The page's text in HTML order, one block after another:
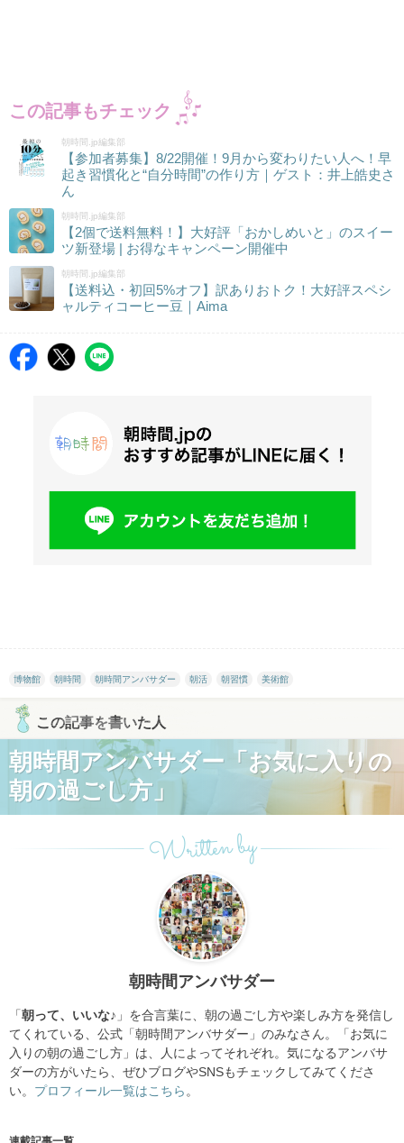
この記事もチェック
朝時間.jp編集部
【参加者募集】8/22開催！9月から変わりたい人へ！早
起き習慣化と“自分時間”の作り方｜ゲスト：井上皓史さ
ん
朝時間.jp編集部
【2個で送料無料！】大好評「おかしめいと」のスイー
ツ新登場 | お得なキャンペーン開催中
朝時間.jp編集部
【送料込・初回5%オフ】訳ありおトク！大好評スペシ
ャルティコーヒー豆｜Aima
博物館 朝時間 朝時間アンバサダー 朝活 朝習慣 美術館
この記事を書いた人
朝時間アンバサダー「お気に入りの
朝の過ごし方」
Written by
朝時間アンバサダー
「 朝って、いいな♪ 」を合言葉に、朝の過ごし方や楽しみ方を発信し
てくれている、公式「朝時間アンバサダー」のみなさん。「お気に
入りの朝の過ごし方」は、人によってそれぞれ。気になるアンバサ
ダーの方がいたら、ぜひブログやSNSもチェックしてみてくださ
い。 プロフィール一覧はこちら 。